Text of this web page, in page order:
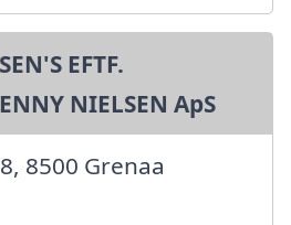
EFTF.
NIELSEN ApS
8500 Grenaa